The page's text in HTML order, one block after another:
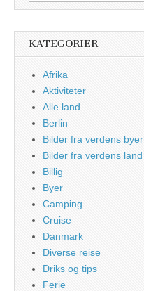
KATEGORIER
Afrika
Aktiviteter
Alle land
Berlin
Bilder fra verdens byer
Bilder fra verdens land
Billig
Byer
Camping
Cruise
Danmark
Diverse reise
Driks og tips
Ferie